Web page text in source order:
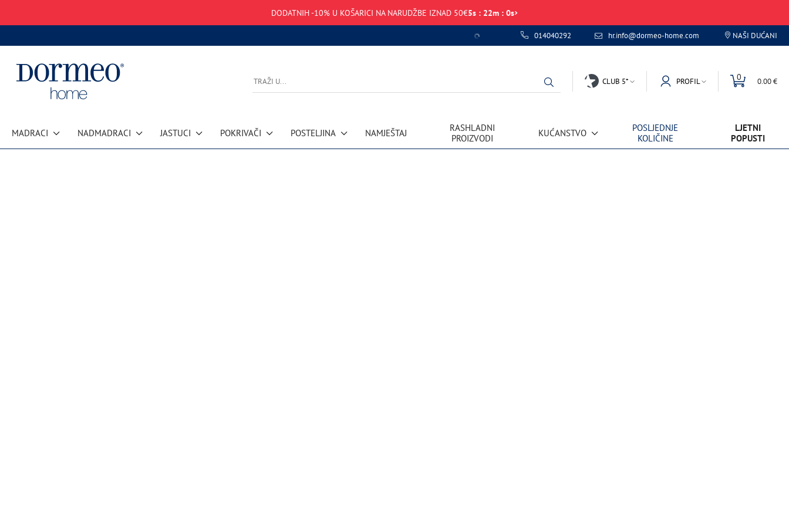
DODATNIH -10% U KOŠARICI NA NARUDŽBE IZNAD 50€5s : 22m : 0s
014040292 hr.info@dormeo-home.com NAŠI DUĆANI
CLUB 5* PROFIL 0 0.00 €
MADRACI NADMADRACI JASTUCI POKRIVAČI POSTELJINA NAMJEŠTAJ
RASHLADNI
PROIZVODI
KUĆANSTVO
POSLJEDNJE
KOLIČINE
LJETNI
POPUSTI